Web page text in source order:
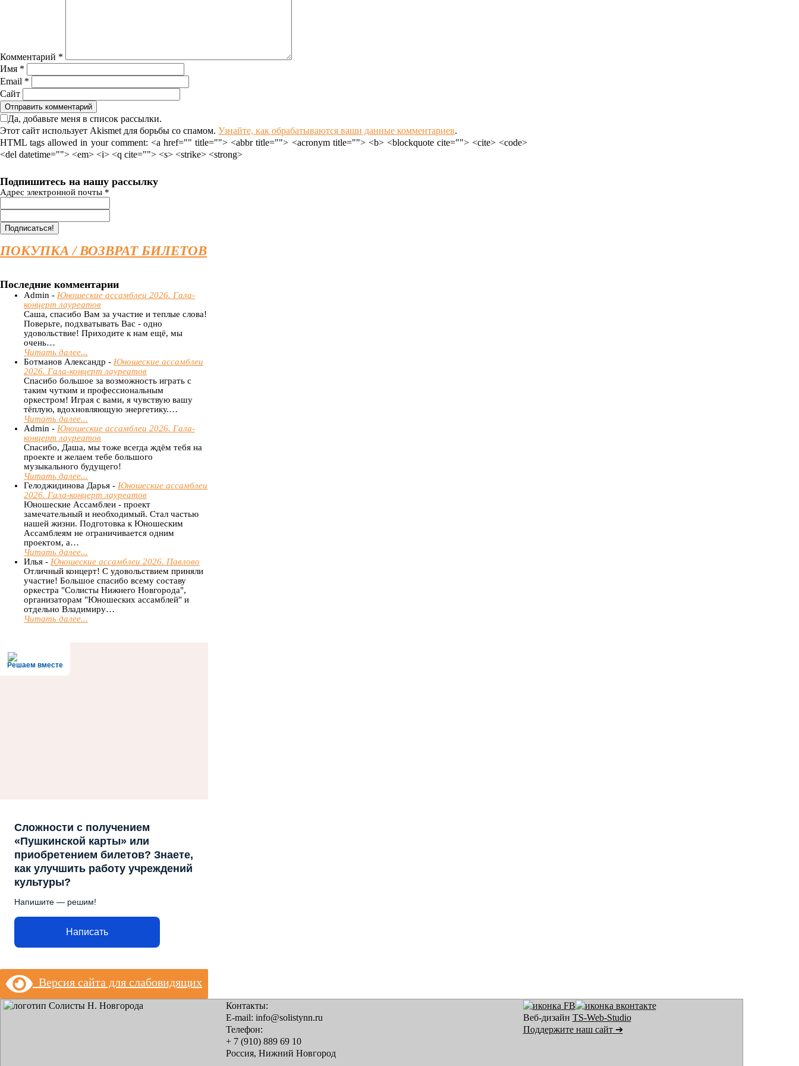
Комментарий *
Имя *
Email *
Сайт
Да, добавьте меня в список рассылки.
Этот сайт использует Akismet для борьбы со спамом. Узнайте, как обрабатываются ваши данные комментариев.
HTML tags allowed in your comment: <a href="" title=""> <abbr title=""> <acronym title=""> <b> <blockquote cite=""> <cite> <code>
<del datetime=""> <em> <i> <q cite=""> <s> <strike> <strong>
Подпишитесь на нашу рассылку
Адрес электронной почты *
ПОКУПКА / ВОЗВРАТ БИЛЕТОВ
Последние комментарии
Admin - Юношеские ассамблеи 2026. Гала-
концерт лауреатов
Саша, спасибо Вам за участие и теплые слова!
Поверьте, подхватывать Вас - одно
удовольствие! Приходите к нам ещё, мы
очень…
Читать далее...
Ботманов Александр - Юношеские ассамблеи
2026. Гала-концерт лауреатов
Спасибо большое за возможность играть с
таким чутким и профессиональным
оркестром! Играя с вами, я чувствую вашу
тёплую, вдохновляющую энергетику.…
Читать далее...
Admin - Юношеские ассамблеи 2026. Гала-
концерт лауреатов
Спасибо, Даша, мы тоже всегда ждём тебя на
проекте и желаем тебе большого
музыкального будущего!
Читать далее...
Гелоджидинова Дарья - Юношеские ассамблеи
2026. Гала-концерт лауреатов
Юношеские Ассамблеи - проект
замечательный и необходимый. Стал частью
нашей жизни. Подготовка к Юношеским
Ассамблеям не ограничивается одним
проектом, а…
Читать далее...
Илья - Юношеские ассамблеи 2026. Павлово
Отличный концерт! С удовольствием приняли
участие! Большое спасибо всему составу
оркестра "Солисты Нижнего Новгорода",
организаторам "Юношеских ассамблей" и
отдельно Владимиру…
Читать далее...
Решаем вместе
Сложности с получением
«Пушкинской карты» или
приобретением билетов? Знаете,
как улучшить работу учреждений
культуры?
Напишите — решим!
Написать
Версия сайта для слабовидящих
Контакты:
E-mail: info@solistynn.ru
Телефон:
+ 7 (910) 889 69 10
Россия, Нижний Новгород
Веб-дизайн TS-Web-Studio
Поддержите наш сайт ➔